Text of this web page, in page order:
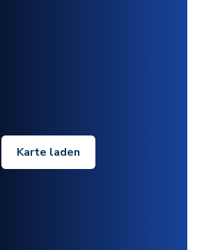
Karte laden